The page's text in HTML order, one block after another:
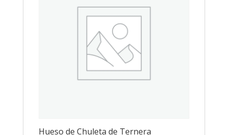
Hueso de Chuleta de Ternera